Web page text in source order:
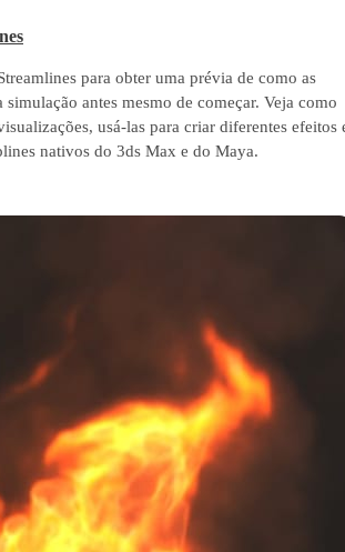
para obter uma prévia de como as
simulação antes mesmo de começar. Veja como
usá-las para criar diferentes efeitos
nativos do 3ds Max e do Maya.